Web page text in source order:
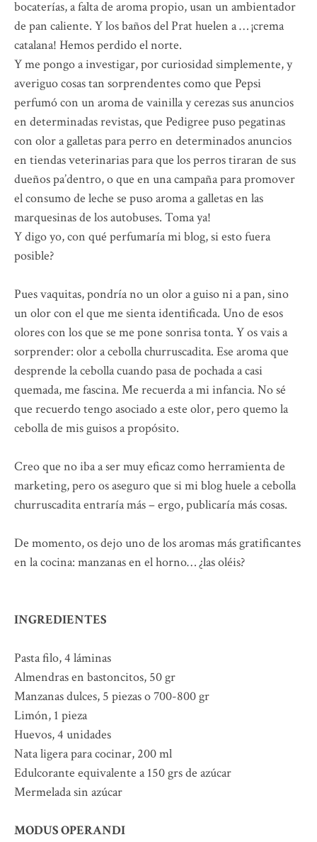
bocaterías, a falta de aroma propio, usan un ambientador
de pan caliente. Y los baños del Prat huelen a … ¡crema
catalana! Hemos perdido el norte.
Y me pongo a investigar, por curiosidad simplemente, y
averiguo cosas tan sorprendentes como que Pepsi
perfumó con un aroma de vainilla y cerezas sus anuncios
en determinadas revistas, que Pedigree puso pegatinas
con olor a galletas para perro en determinados anuncios
en tiendas veterinarias para que los perros tiraran de sus
dueños pa’dentro, o que en una campaña para promover
el consumo de leche se puso aroma a galletas en las
marquesinas de los autobuses. Toma ya!
Y digo yo, con qué perfumaría mi blog, si esto fuera
posible?
Pues vaquitas, pondría no un olor a guiso ni a pan, sino
un olor con el que me sienta identificada. Uno de esos
olores con los que se me pone sonrisa tonta. Y os vais a
sorprender: olor a cebolla churruscadita. Ese aroma que
desprende la cebolla cuando pasa de pochada a casi
quemada, me fascina. Me recuerda a mi infancia. No sé
que recuerdo tengo asociado a este olor, pero quemo la
cebolla de mis guisos a propósito.
Creo que no iba a ser muy eficaz como herramienta de
marketing, pero os aseguro que si mi blog huele a cebolla
churruscadita entraría más – ergo, publicaría más cosas.
De momento, os dejo uno de los aromas más gratificantes
en la cocina: manzanas en el horno… ¿las oléis?
INGREDIENTES
Pasta filo, 4 láminas
Almendras en bastoncitos, 50 gr
Manzanas dulces, 5 piezas o 700-800 gr
Limón, 1 pieza
Huevos, 4 unidades
Nata ligera para cocinar, 200 ml
Edulcorante equivalente a 150 grs de azúcar
Mermelada sin azúcar
MODUS OPERANDI